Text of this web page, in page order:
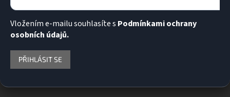
Vložením e-mailu souhlasíte s Podmínkami ochrany
osobních údajů.
PŘIHLÁSIT SE